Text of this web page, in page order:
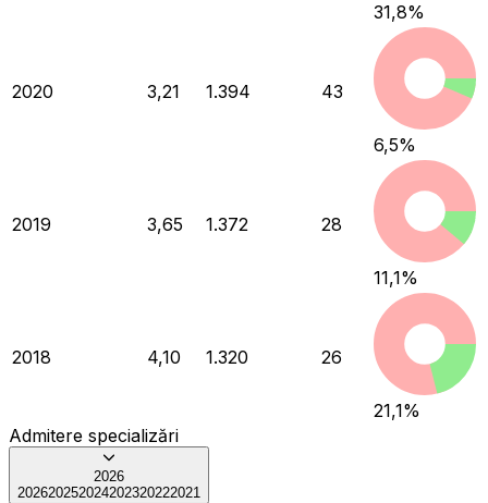
31,8%
2020 3,21 1.394 43
6,5%
2019 3,65 1.372 28
11,1%
2018 4,10 1.320 26
21,1%
Admitere specializări
2026
202620252024202320222021